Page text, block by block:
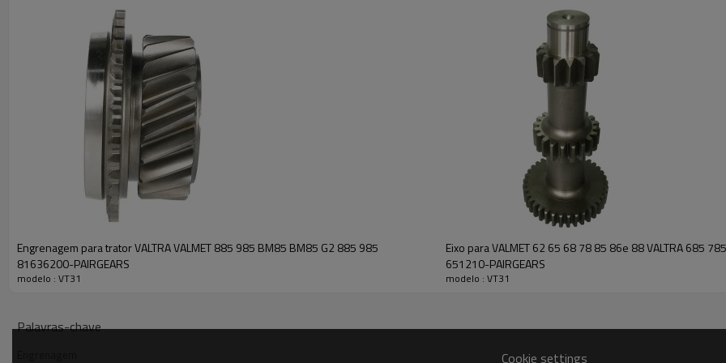
A engrenagem
para ENGRENAGEM
TSA-09,
TRATORES MASSEY
É um componente crítico para
adequado dos tratores. É
suave do sistema de
Características:
A Pairgears está comprometida
produtos de engrenagens de
eficiente, alta durabilidade,
Para orçamentos ou outras
Engrenagem para trator VALTRA VALMET 885 985 BM85 BM85 G2 885 985
81636200-PAIRGEARS
modelo : VT31
Eixo para VALMET 62 65 68 78 85 86e 88 VALTRA 685
651210-PAIRGEARS
modelo : VT31
Palavras-chave
Cookie settings